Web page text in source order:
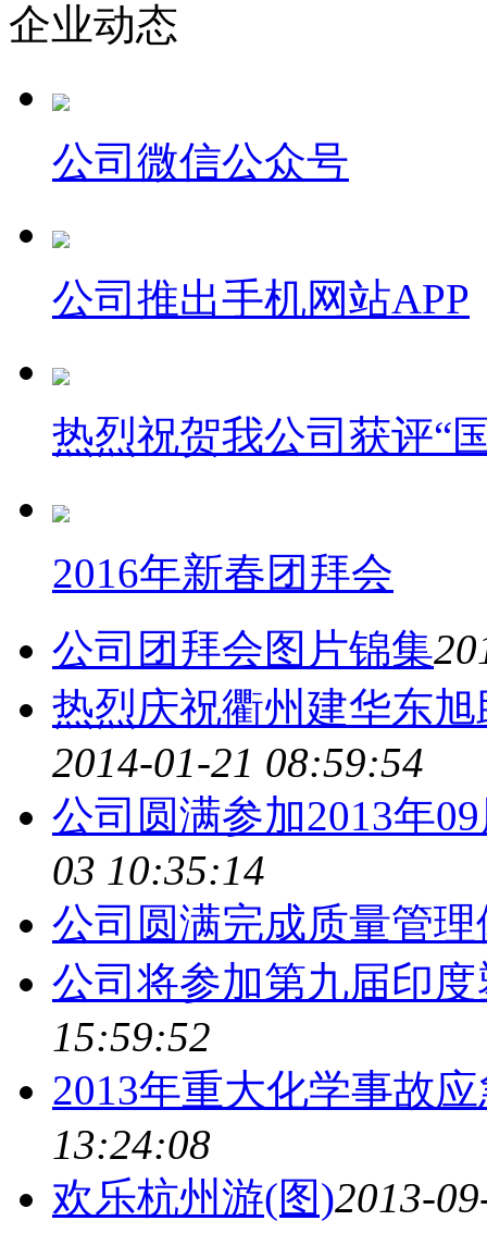
企业动态
公司微信公众号
公司推出手机网站APP
热烈祝贺我公司获评“
2016年新春团拜会
公司团拜会图片锦集
热烈庆祝衢州建华东
2014-01-21 08:59:54
公司圆满参加2013年
03 10:35:14
公司圆满完成质量管
公司将参加第九届印
15:59:52
2013年重大化学事故
13:24:08
欢乐杭州游(图)2013-